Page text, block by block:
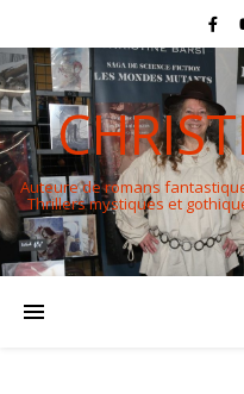
Auteure de romans
Thrillers mystiques et